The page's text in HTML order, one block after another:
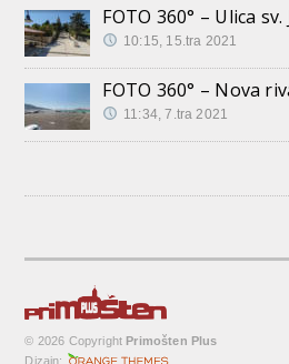
FOTO 360° – Ulica sv.
10:15, 15.tra 2021
FOTO 360° – Nova
11:34, 7.tra 2021
© 2026 Copyright Primošten Plus
Dizajn: